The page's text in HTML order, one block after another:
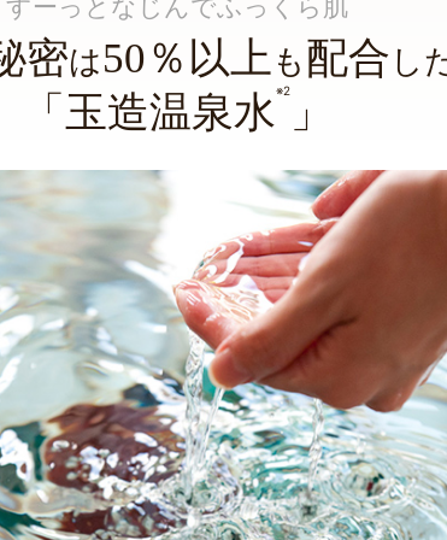
すーっとなじんでふっくら肌
密は50％以上 も 配合 し
「玉造温泉水※2 」